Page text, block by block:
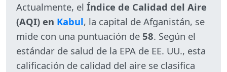
Actualmente, el Índice de Calidad del Aire
(AQI) en Kabul, la capital de Afganistán, se
mide con una puntuación de 58. Según el
estándar de salud de la EPA de EE. UU., esta
calificación de calidad del aire se clasifica